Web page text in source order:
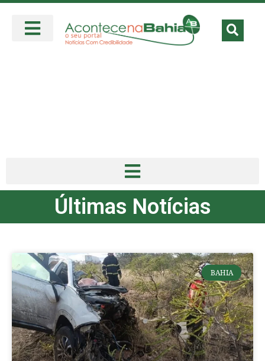
Últimas Notícias
BAHIA